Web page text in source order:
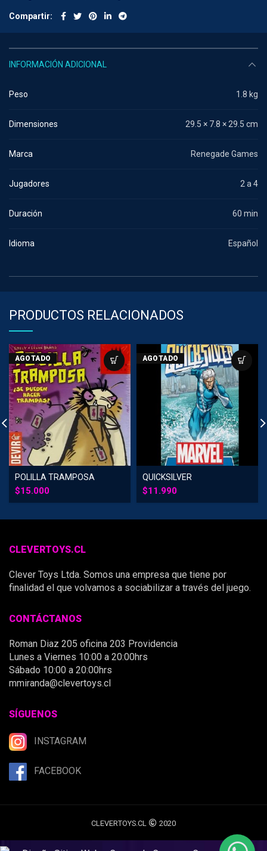
Compartir
INFORMACIÓN ADICIONAL
Peso 1.8 kg
Dimensiones 29.5 × 7.8 × 29.5 cm
Marca Renegade Games
Jugadores 2 a 4
Duración 60 min
Idioma Español
PRODUCTOS RELACIONADOS
AGOTADO
POLILLA TRAMPOSA
$15.000
AGOTADO
QUICKSILVER
$11.990
CLEVERTOYS.CL
Clever Toys Ltda. Somos una empresa que tiene por
finalidad el que volvamos a sociabilizar a través del juego.
CONTÁCTANOS
Roman Diaz 205 oficina 203 Providencia
Lunes a Viernes 10:00 a 20:00hrs
Sábado 10:00 a 20:00hrs
mmiranda@clevertoys.cl
SÍGUENOS
INSTAGRAM
FACEBOOK
CLEVERTOYS.CL 2020